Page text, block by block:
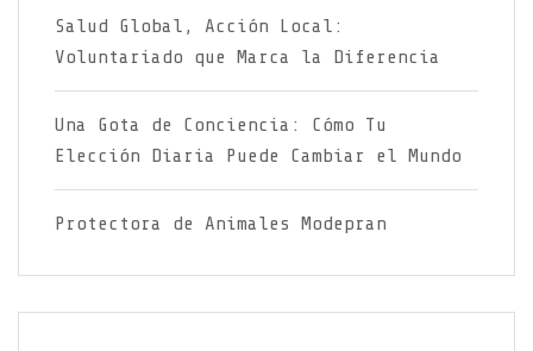
Salud Global, Acción Local:
Voluntariado que Marca la Diferencia
Una Gota de Conciencia: Cómo Tu
Elección Diaria Puede Cambiar el Mundo
Protectora de Animales Modepran